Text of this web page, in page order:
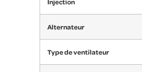
Alternateur
Type de ventilateur